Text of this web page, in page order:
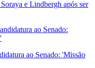
e Lindbergh após ser
ao Senado: 'Missão